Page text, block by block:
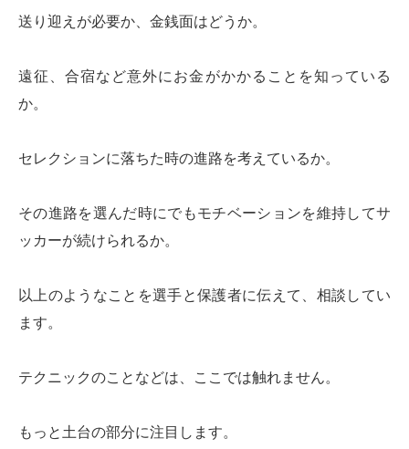
送り迎えが必要か、金銭面はどうか。
遠征、合宿など意外にお金がかかることを知っている
か。
セレクションに落ちた時の進路を考えているか。
その進路を選んだ時にでもモチベーションを維持してサ
ッカーが続けられるか。
以上のようなことを選手と保護者に伝えて、相談してい
ます。
テクニックのことなどは、ここでは触れません。
もっと土台の部分に注目します。